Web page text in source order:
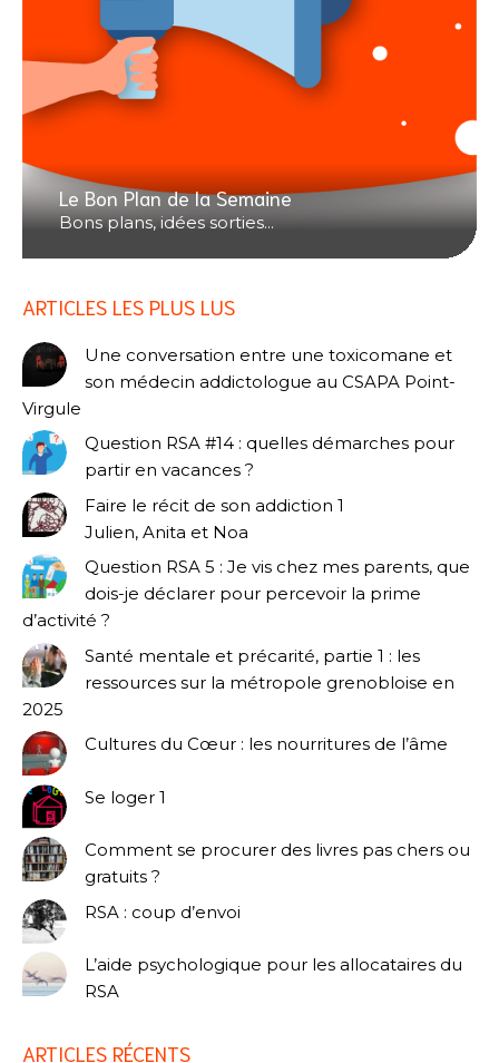
Le Bon Plan de la Semaine
Bons plans, idées sorties...
ARTICLES LES PLUS LUS
Une conversation entre une toxicomane et
son médecin addictologue au CSAPA Point-
Virgule
Question RSA #14 : quelles démarches pour
partir en vacances ?
Faire le récit de son addiction 1
Julien, Anita et Noa
Question RSA 5 : Je vis chez mes parents, que
dois-je déclarer pour percevoir la prime
d’activité ?
Santé mentale et précarité, partie 1 : les
ressources sur la métropole grenobloise en
2025
Cultures du Cœur : les nourritures de l’âme
Se loger 1
Comment se procurer des livres pas chers ou
gratuits ?
RSA : coup d’envoi
L’aide psychologique pour les allocataires du
RSA
ARTICLES RÉCENTS